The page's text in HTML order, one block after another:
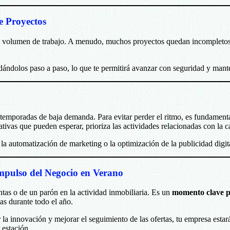
Proyectos
de trabajo. A menudo, muchos proyectos quedan
paso a paso, lo que te permitirá avanzar con seguridad y
de baja demanda. Para evitar perder el ritmo, es
que pueden esperar, prioriza las actividades relacionadas con
automatización de marketing o la optimización de la publicidad
del Negocio en Verano
o de un parón en la actividad inmobiliaria. Es un momento clave
durante todo el año.
y mejorar el seguimiento de las ofertas, tu empresa